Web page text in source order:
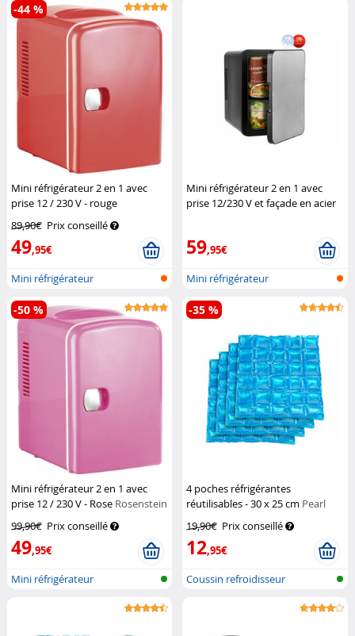
Mini réfrigérateur 2 en 1 avec
prise 12 / 230 V - rouge
Rosenstein & Söhne
89,90€ Prix conseillé
49,95€
-44 %
Mini réfrigérateur
Mini réfrigérateur 2 en 1 avec
prise 12/230 V et façade en acier
59,95€
Mini réfrigérateur
Mini réfrigérateur 2 en 1 avec
prise 12 / 230 V - Rose Rosenstein
99,90€ Prix conseillé
49,95€
-50 %
Mini réfrigérateur
4 poches réfrigérantes
réutilisables - 30 x 25 cm Pearl
19,90€ Prix conseillé
12,95€
-35 %
Coussin refroidisseur